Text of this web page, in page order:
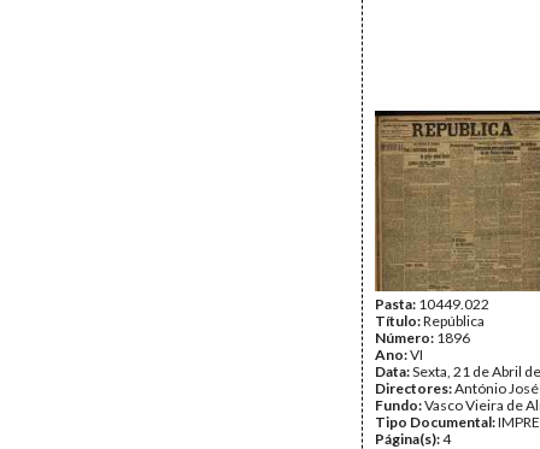
Pasta: 10449.022
Título:República
Número: 1896
Ano:VI
Data:Sexta, 21 de Abril
Directores:António
Fundo:Vasco Vieira de
Tipo Documental:
Página(s):4